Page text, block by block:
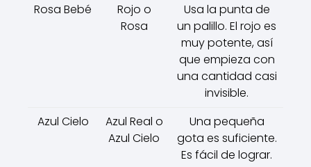
Rosa Bebé
Rojo o
Rosa
Usa la punta de
un palillo. El rojo es
muy potente, así
que empieza con
una cantidad casi
invisible.
Azul Cielo
Azul Real o
Azul Cielo
Una pequeña
gota es suficiente.
Es fácil de lograr.